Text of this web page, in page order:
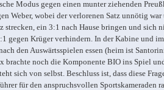
Modus gegen einen munter ziehenden
Weber, wobei der verlorenen Satz unnötig
strecken, ein 3:1 nach Hause bringen und sich
Krüger verhindern. In der Kabine und
den Auswärtsspielen essen (heim ist
brachte noch die Komponente BIO ins Spiel
sich von selbst. Beschluss ist, dass diese
für den anspruchsvollen Sportskameraden